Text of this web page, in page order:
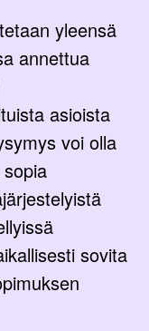
yleensä
annettua
asioista
voi olla
sovita